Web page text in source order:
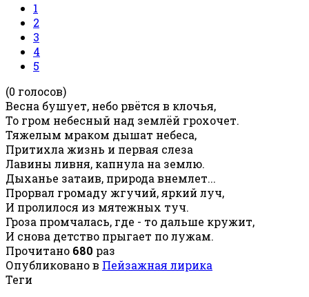
1
2
3
4
5
(0 голосов)
Весна бушует, небо рвётся в клочья,
То гром небесный над землёй грохочет.
Тяжелым мраком дышат небеса,
Притихла жизнь и первая слеза
Лавины ливня, капнула на землю.
Дыханье затаив, природа внемлет...
Прорвал громаду жгучий, яркий луч,
И пролилося из мятежных туч.
Гроза промчалась, где - то дальше кружит,
И снова детство прыгает по лужам.
Прочитано 680 раз
Опубликовано в Пейзажная лирика
Теги